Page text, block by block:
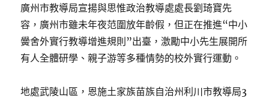
廣州市教導局宣揚與思惟政治教導處處長劉琦寶先
容，廣州市雖未年夜范圍放年齡假，但正在推進“中小
黌舍外實行教導增進規則”出臺，激勵中小先生展開所
有人全體研學、親子游等多種情勢的校外實行運動。
地處武陵山區，恩施土家族苗族自治州利川市教導局3